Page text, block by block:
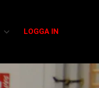
LOGGA IN